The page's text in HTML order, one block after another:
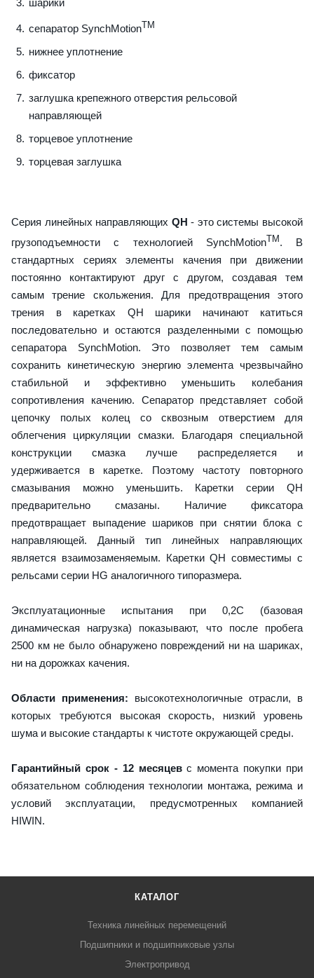
сепаратор SynchMotionTM
нижнее уплотнение
фиксатор
заглушка крепежного отверстия рельсовой
направляющей
торцевое уплотнение
торцевая заглушка
Серия линейных направляющих QH - это системы высокой
грузоподъемности с технологией SynchMotionTM . В
стандартных сериях элементы качения при движении
постоянно контактируют друг с другом, создавая тем
самым трение скольжения. Для предотвращения этого
трения в каретках QH шарики начинают катиться
последовательно и остаются разделенными с помощью
сепаратора SynchMotion. Это позволяет тем самым
сохранить кинетическую энергию элемента чрезвычайно
стабильной и эффективно уменьшить колебания
сопротивления качению. Сепаратор представляет собой
цепочку полых колец со сквозным отверстием для
облегчения циркуляции смазки. Благодаря специальной
конструкции смазка лучше распределяется и
удерживается в каретке. Поэтому частоту повторного
смазывания можно уменьшить. Каретки серии QH
предварительно смазаны. Наличие фиксатора
предотвращает выпадение шариков при снятии блока с
направляющей. Данный тип линейных направляющих
является взаимозаменяемым. Каретки QH совместимы с
рельсами серии HG аналогичного типоразмера.
Эксплуатационные испытания при 0,2C (базовая
динамическая нагрузка) показывают, что после пробега
2500 км не было обнаружено повреждений ни на шариках,
ни на дорожках качения.
Области применения: высокотехнологичные отрасли, в
которых требуются высокая скорость, низкий уровень
шума и высокие стандарты к чистоте окружающей среды.
Гарантийный срок - 12 месяцевс момента покупки при
обязательном соблюдения технологии монтажа, режима и
условий эксплуатации, предусмотренных компанией
HIWIN.
КАТАЛОГ
Техника линейных перемещений
Подшипники и подшипниковые узлы
Электропривод